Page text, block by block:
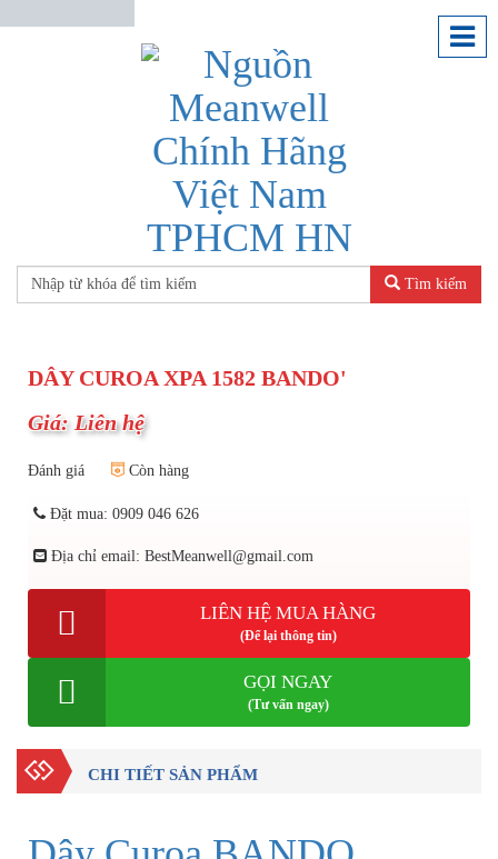
Tìm kiếm
DÂY CUROA XPA 1582 BANDO'
Giá: Liên hệ
Đánh giá Còn hàng
Đặt mua: 0909 046 626
Địa chỉ email: BestMeanwell@gmail.com
LIÊN HỆ MUA HÀNG
(Để lại thông tin)
GỌI NGAY
(Tư vấn ngay)
CHI TIẾT SẢN PHẨM